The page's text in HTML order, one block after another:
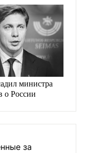
министра
о России
за